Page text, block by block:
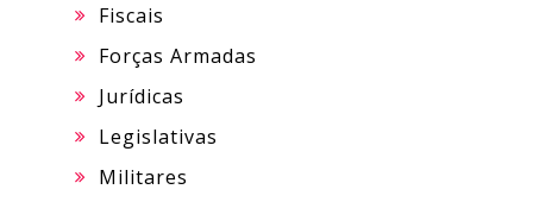
Fiscais
Forças Armadas
Jurídicas
Legislativas
Militares